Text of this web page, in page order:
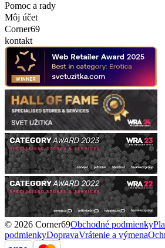
Pomoc a rady
Môj účet
Corner69
kontakt
© 2026 Corner69Obchodné podmienky
podmienkyDopravaVrátenie a výmena